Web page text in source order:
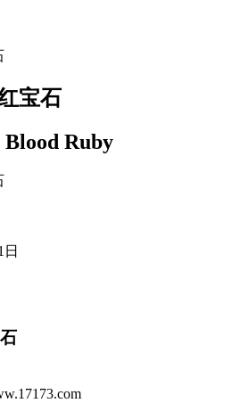
宝石
Blood Ruby